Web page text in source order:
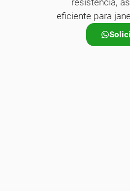
eficiente para